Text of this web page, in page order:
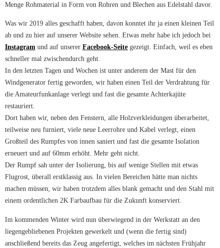
Menge Rohmaterial in Form von Rohren und Blechen aus Edelstahl davor.
Was wir 2019 alles geschafft haben, davon konntet ihr ja einen kleinen Teil
ab und zu hier auf unserer Website sehen. Etwas mehr habe ich jedoch bei
Instagram und auf unserer Facebook-Seite gezeigt. Einfach, weil es eben
schneller mal zwischendurch geht.
In den letzten Tagen und Wochen ist unter anderem der Mast für den
Windgenerator fertig geworden, wir haben einen Teil der Verdrahtung für
die Amateurfunkanlage verlegt und fast die gesamte Achterkajüte
restauriert.
Dort haben wir, neben den Fenstern, alle Holzverkleidungen überarbeitet,
teilweise neu furniert, viele neue Leerrohre und Kabel verlegt, einen
Großteil des Rumpfes von innen saniert und fast die gesamte Isolation
erneuert und auf 60mm erhöht. Mehr geht nicht.
Der Rumpf sah unter der Isolierung, bis auf wenige Stellen mit etwas
Flugrost, überall erstklassig aus. In vielen Bereichen hätte man nichts
machen müssen, wir haben trotzdem alles blank gemacht und den Stahl mit
einem ordentlichen 2K Farbaufbau für die Zukunft konserviert.
Im kommenden Winter wird nun überwiegend in der Werkstatt an den
liegengebliebenen Projekten gewerkelt und (wenn die fertig sind)
anschließend bereits das Zeug angefertigt, welches im nächsten Frühjahr